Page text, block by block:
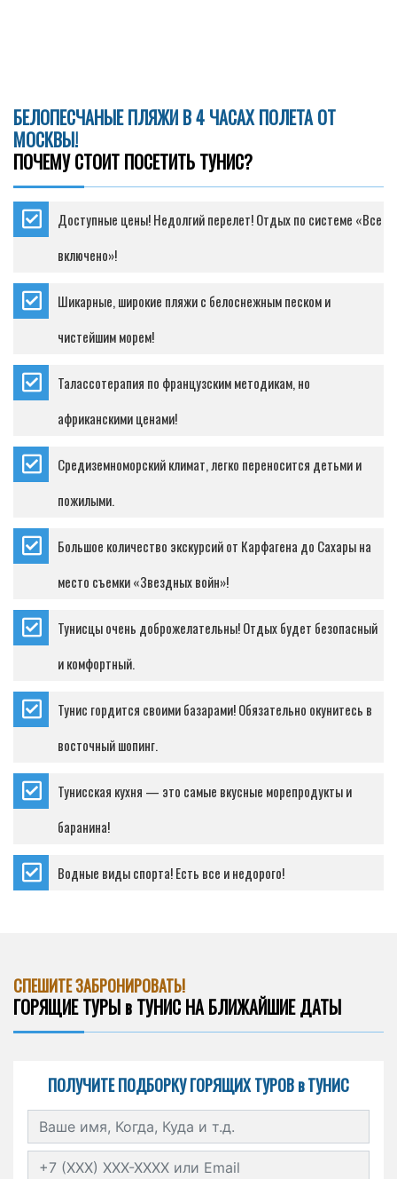
БЕЛОПЕСЧАНЫЕ ПЛЯЖИ В 4 ЧАСАХ ПОЛЕТА ОТ
МОСКВЫ!
ПОЧЕМУ СТОИТ ПОСЕТИТЬ ТУНИС?
Доступные цены! Недолгий перелет! Отдых по системе «Все
включено»!
Шикарные, широкие пляжи с белоснежным песком и
чистейшим морем!
Талассотерапия по французским методикам, но
африканскими ценами!
Средиземноморский климат, легко переносится детьми и
пожилыми.
Большое количество экскурсий от Карфагена до Сахары на
место съемки «Звездных войн»!
Тунисцы очень доброжелательны! Отдых будет безопасный
и комфортный.
Тунис гордится своими базарами! Обязательно окунитесь в
восточный шопинг.
Тунисская кухня — это самые вкусные морепродукты и
баранина!
Водные виды спорта! Есть все и недорого!
СПЕШИТЕ ЗАБРОНИРОВАТЬ!
ГОРЯЩИЕ ТУРЫ в ТУНИС НА БЛИЖАЙШИЕ ДАТЫ
ПОЛУЧИТЕ ПОДБОРКУ ГОРЯЩИХ ТУРОВ в ТУНИС